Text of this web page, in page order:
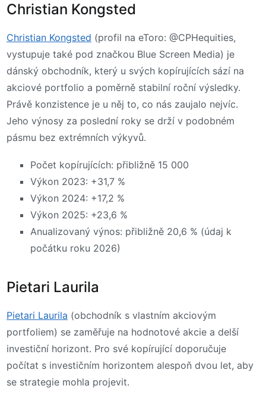
Christian Kongsted
Christian Kongsted (profil na eToro: @CPHequities,
vystupuje také pod značkou Blue Screen Media) je
dánský obchodník, který u svých kopírujících sází na
akciové portfolio a poměrně stabilní roční výsledky.
Právě konzistence je u něj to, co nás zaujalo nejvíc.
Jeho výnosy za poslední roky se drží v podobném
pásmu bez extrémních výkyvů.
Počet kopírujících: přibližně 15 000
Výkon 2023: +31,7 %
Výkon 2024: +17,2 %
Výkon 2025: +23,6 %
Anualizovaný výnos: přibližně 20,6 % (údaj k
počátku roku 2026)
Pietari Laurila
Pietari Laurila (obchodník s vlastním akciovým
portfoliem) se zaměřuje na hodnotové akcie a delší
investiční horizont. Pro své kopírující doporučuje
počítat s investičním horizontem alespoň dvou let, aby
se strategie mohla projevit.